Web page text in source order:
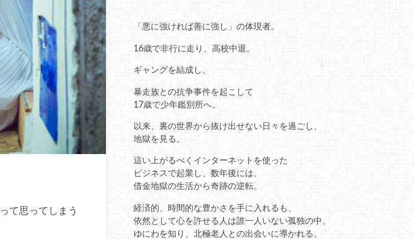
って思ってしまう
「悪に強ければ善に強し」の体現者。
16歳で非行に走り、高校中退。
ギャングを結成し、
暴走族との抗争事件を起こして
17歳で少年鑑別所へ。
以来、裏の世界から抜け出せない日々を過ごし、
地獄を見る。
這い上がるべくインターネットを使った
ビジネスで起業し、数年後には、
借金地獄の生活から奇跡の逆転。
経済的、時間的な豊かさを手に入れるも、
依然として心を許せる人は誰一人いない孤独の中、
ゆにわを知り、北極老人との出会いに導かれる。